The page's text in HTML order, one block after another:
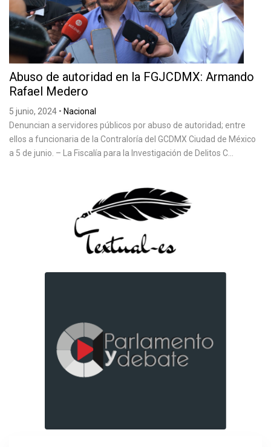
Abuso de autoridad en la FGJCDMX: Armando
Rafael Medero
5 junio, 2024 • Nacional
Denuncian a servidores públicos por abuso de autoridad; entre
ellos a funcionaria de la Contraloría del GCDMX Ciudad de México
a 5 de junio. – La Fiscalía para la Investigación de Delitos C...